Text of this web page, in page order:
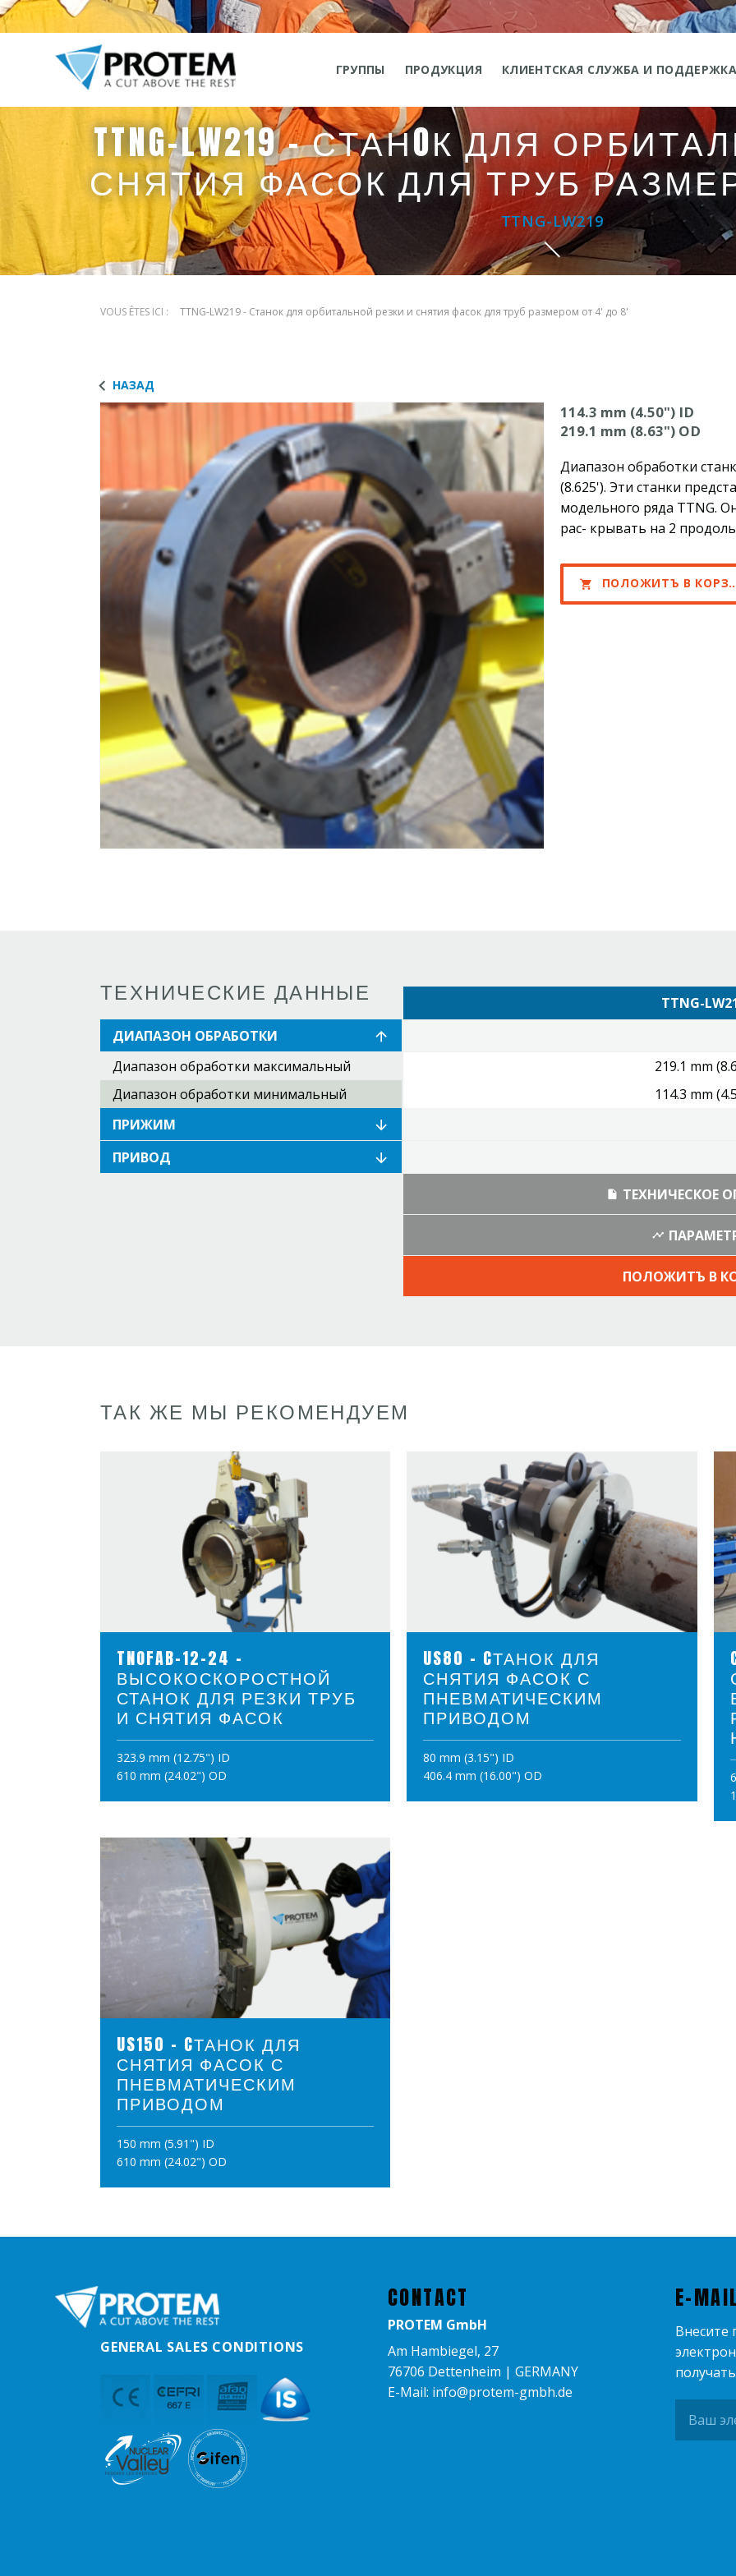
ГРУППЫ ПРОДУКЦИЯ КЛИЕНТСКАЯ СЛУЖБА И ПОДДЕРЖКА
TTNG-LW219 - СТАНOК ДЛЯ
СНЯТИЯ ФАСОК ДЛЯ ТРУБ
TTNG-LW219
TTNG-LW219 - Станoк для орбитальной резки и снятия фасок для труб размером от 4' до 8'
НАЗАД
114.3 mm (4.50") ID
219.1 mm (8.63") OD
Диапазон обработки
(8.625'). Эти станки
модельного ряда TTNG.
рас- крывать на 2
ПОЛОЖИТЪ В КОРЗИНУ
ТЕХНИЧЕСКИЕ ДАННЫЕ
ДИАПАЗОН ОБРАБОТКИ
Диапазон обработки максимальный
Диапазон обработки минимальный
ПРИЖИМ
ПРИВОД
TTNG-
219.1 mm
114.3 mm
ТЕХНИЧЕСКОЕ
ПОЛОЖИТЪ В
ТАК ЖЕ МЫ РЕКОМЕНДУЕМ
TNOFAB-12-24 -
ВЫСОКОСКОРОСТНОЙ
СТАНОК ДЛЯ РЕЗКИ ТРУБ
И СНЯТИЯ ФАСОК
323.9 mm (12.75") ID
610 mm (24.02") OD
ПРОСМОТР ПРОДУКТОВ
ПОЛОЖИТЪ В КОРЗИНУ
US80 - CТАНОК ДЛЯ
СНЯТИЯ ФАСОК С
ПНЕВМАТИЧЕСКИМ
ПРИВОДОМ
80 mm (3.15") ID
406.4 mm (16.00") OD
ПРОСМОТР ПРОДУКТОВ
ПОЛОЖИТЪ В КОРЗИНУ
US150 - CТАНОК ДЛЯ
СНЯТИЯ ФАСОК С
ПНЕВМАТИЧЕСКИМ
ПРИВОДОМ
150 mm (5.91") ID
610 mm (24.02") OD
ПРОСМОТР ПРОДУКТОВ
ПОЛОЖИТЪ В КОРЗИНУ
GENERAL SALES CONDITIONS
CONTACT
PROTEM GmbH
Am Hambiegel, 27
76706 Dettenheim | GERMANY
E-Mail: info@protem-gmbh.de
E-
Внесите